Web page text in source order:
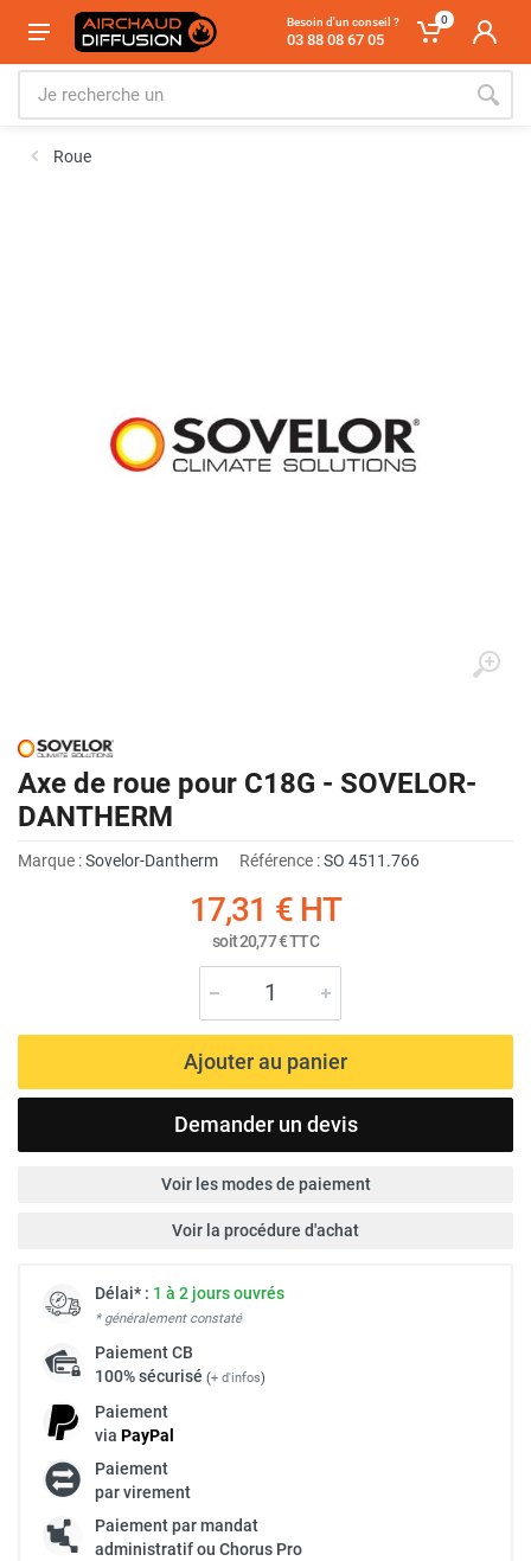
Besoin d'un conseil ?
03 88 08 67 05
0
Roue
Axe de roue pour C18G - SOVELOR-
DANTHERM
Marque :Sovelor-Dantherm Référence :SO 4511.766
17,31 €HT
soit20,77 €TTC
Ajouter au panier
Demander un devis
Voir les modes de paiement
Voir la procédure d'achat
Délai* : 1 à 2 jours ouvrés
* généralement constaté
PaiementCB
100% sécurisé (+ d'infos)
Paiement
via PayPal
Paiement
par virement
Paiement par mandat
administratif ou Chorus Pro